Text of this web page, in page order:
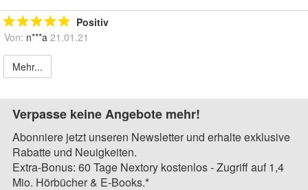
Positiv
Von: n***a 21.01.21
Mehr...
Verpasse keine Angebote mehr!
Abonniere jetzt unseren Newsletter und erhalte exklusive
Rabatte und Neuigkeiten.
Extra-Bonus: 60 Tage Nextory kostenlos - Zugriff auf 1,4
Mio. Hörbücher & E-Books.*